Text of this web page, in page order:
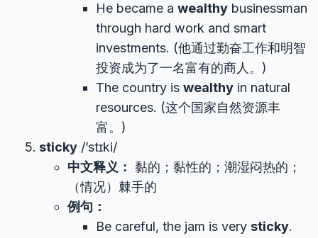
He became a wealthy businessman
through hard work and smart
investments. (他通过勤奋工作和明智
投资成为了一名富有的商人。)
The country is wealthy in natural
resources. (这个国家自然资源丰
富。)
sticky /’stɪki/
中文释义： 黏的；黏性的；潮湿闷热的；
（情况）棘手的
例句：
Be careful, the jam is very sticky.